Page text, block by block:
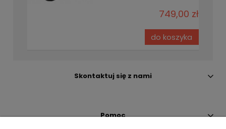
749,00 zł
do koszyka
Skontaktuj się z nami
Pomoc